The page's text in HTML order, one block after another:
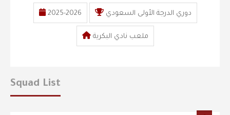
2025-2026 دوري الدرجة الأولى السعودي
ملعب نادي البكرية
Squad List